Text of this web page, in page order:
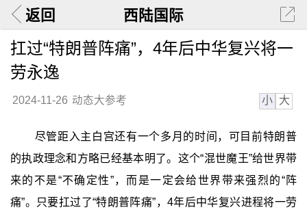
返回 西陆国际
扛过“特朗普阵痛”，4年后中华复兴将一
劳永逸
2024-11-26 动态大参考 小 大
尽管距入主白宫还有一个多月的时间，可目前特朗普
的执政理念和方略已经基本明了。这个“混世魔王”给世界带
来的不是“不确定性”，而是一定会给世界带来强烈的“阵
痛”。只要扛过了“特朗普阵痛”，4年后中华复兴进程将一劳